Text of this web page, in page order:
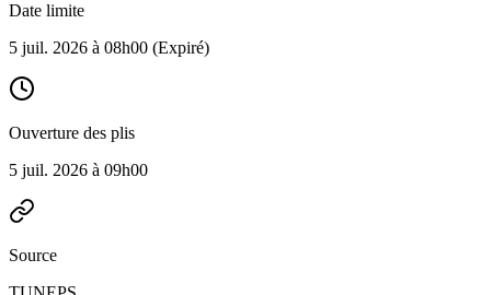
Date limite
5 juil. 2026 à 08h00 (Expiré)
Ouverture des plis
5 juil. 2026 à 09h00
Source